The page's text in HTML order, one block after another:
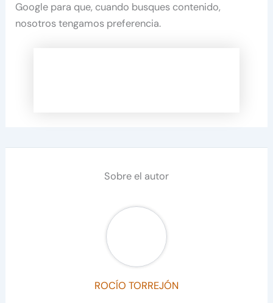
Google para que, cuando busques contenido,
nosotros tengamos preferencia.
Sobre el autor
ROCÍO TORREJÓN